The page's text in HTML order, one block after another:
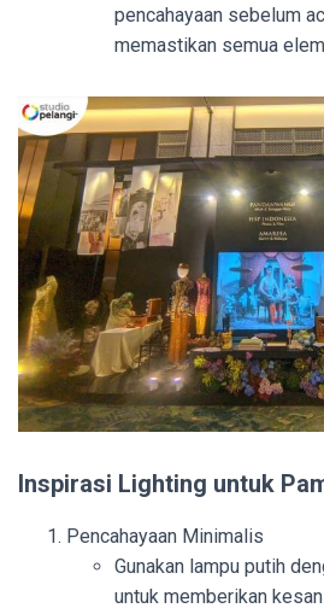
pencahayaan sebelum
memastikan semua
Inspirasi Lighting untuk
Pencahayaan Minimalis
Gunakan lampu putih
untuk memberikan